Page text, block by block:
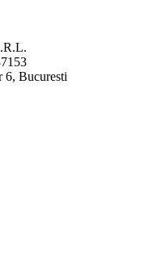
6, Bucuresti